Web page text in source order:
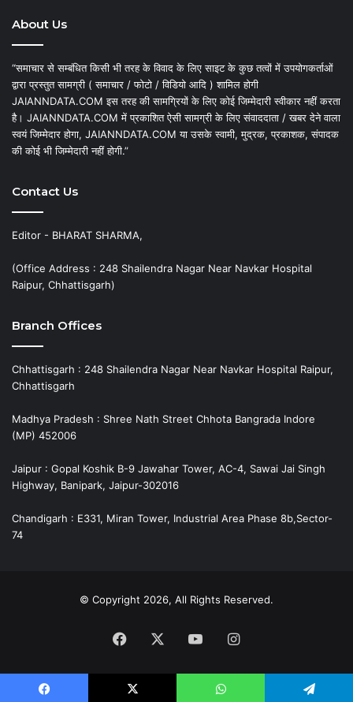
About Us
“समाचार से सम्बंधित किसी भी तरह के विवाद के लिए साइट के कुछ तत्वों में उपयोगकर्ताओं
द्वारा प्रस्तुत सामग्री ( समाचार / फोटो / विडियो आदि ) शामिल होगी
JAIANNDATA.COM इस तरह की सामग्रियों के लिए कोई जिम्मेदारी स्वीकार नहीं करता
है। JAIANNDATA.COM में प्रकाशित ऐसी सामग्री के लिए संवाददाता / खबर देने वाला
स्वयं जिम्मेदार होगा, JAIANNDATA.COM या उसके स्वामी, मुद्रक, प्रकाशक, संपादक
की कोई भी जिम्मेदारी नहीं होगी.”
Contact Us
Editor - BHARAT SHARMA,
(Office Address : 248 Shailendra Nagar Near Navkar Hospital
Raipur, Chhattisgarh)
Branch Offices
Chhattisgarh : 248 Shailendra Nagar Near Navkar Hospital Raipur,
Chhattisgarh
Madhya Pradesh : Shree Nath Street Chhota Bangrada Indore
(MP) 452006
Jaipur : Gopal Koshik B-9 Jawahar Tower, AC-4, Sawai Jai Singh
Highway, Banipark, Jaipur-302016
Chandigarh : E331, Miran Tower, Industrial Area Phase 8b,Sector-
74
© Copyright 2026, All Rights Reserved.
Facebook YouTubeInstagram